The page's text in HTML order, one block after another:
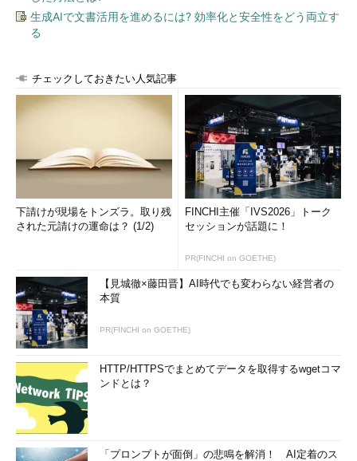
生成AIで文書活用を進めるには? 効率化と安全性をどう両立す
る
チェックしておきたい人気記事
下請けが現場をトンズラ。取り残
された元請けの運命は？ (1/2)
FINCHI主催「IVS2026」トーク
セッションが話題に！
PR(FINCHI on GOETHE)
【見城徹×藤田晋】AI時代でも変わらない経営者の
本質
PR(FINCHI on GOETHE)
HTTP/HTTPSでまとめてデータを取得するwgetコマ
ンドとは？
「プロンプトが面倒」の悲鳴を解消！ AI定着のス